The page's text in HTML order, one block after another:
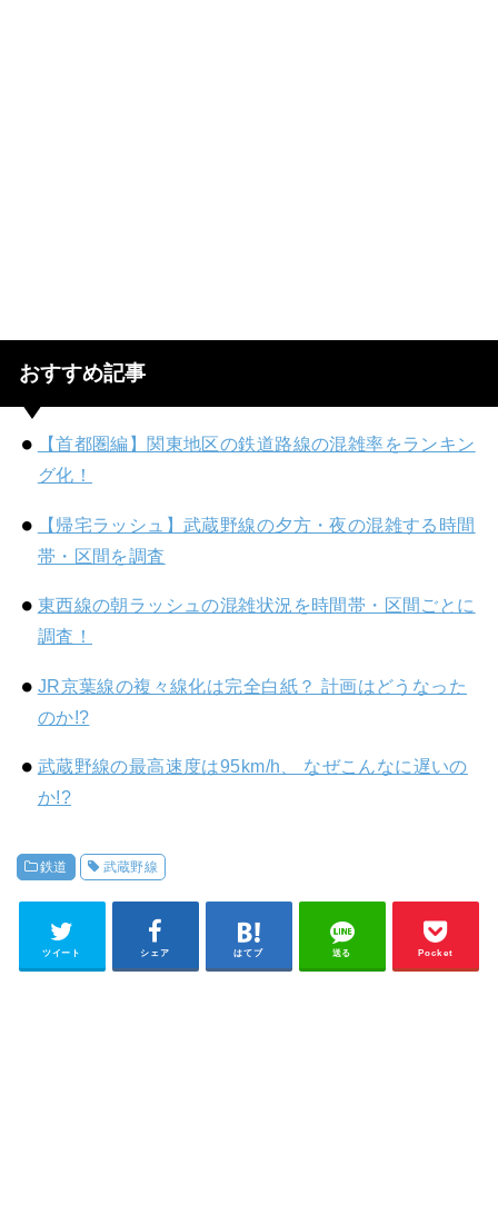
おすすめ記事
【首都圏編】関東地区の鉄道路線の混雑率をランキン
グ化！
【帰宅ラッシュ】武蔵野線の夕方・夜の混雑する時間
帯・区間を調査
東西線の朝ラッシュの混雑状況を時間帯・区間ごとに
調査！
JR京葉線の複々線化は完全白紙？ 計画はどうなった
のか!?
武蔵野線の最高速度は95km/h、 なぜこんなに遅いの
か!?
鉄道 武蔵野線
ツイート シェア はてブ 送る Pocket